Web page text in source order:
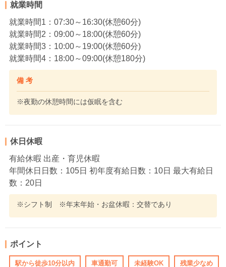
就業時間
就業時間1：07:30～16:30(休憩60分)
就業時間2：09:00～18:00(休憩60分)
就業時間3：10:00～19:00(休憩60分)
就業時間4：18:00～09:00(休憩180分)
備 考
※夜勤の休憩時間には仮眠を含む
休日休暇
有給休暇 出産・育児休暇
年間休日日数：105日 初年度有給日数：10日 最大有給日
数：20日
※シフト制 ※年末年始・お盆休暇：交替であり
ポイント
駅から徒歩10分以内 車通勤可 未経験OK 残業少なめ